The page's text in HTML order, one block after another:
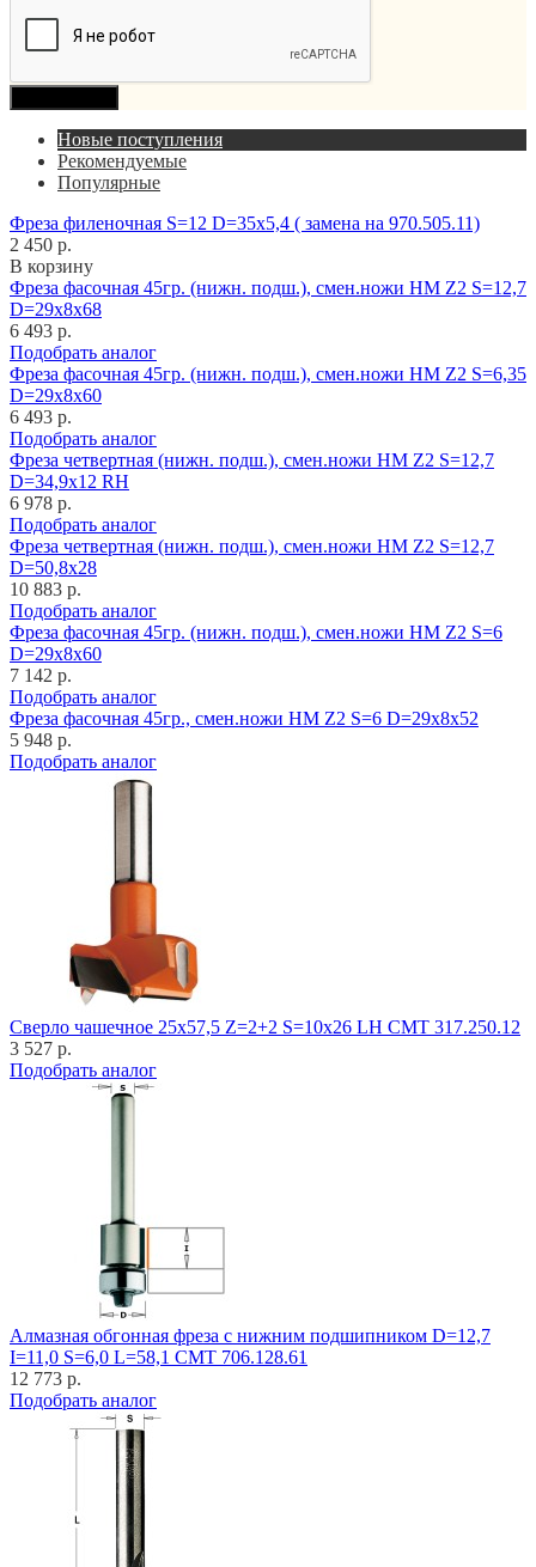
Новые поступления
Рекомендуемые
Популярные
Фреза филеночная S=12 D=35x5,4 ( замена на 970.505.11)
2 450 р.
В корзину
Фреза фасочная 45гр. (нижн. подш.), смен.ножи HM Z2 S=12,7
D=29x8x68
6 493 р.
Подобрать аналог
Фреза фасочная 45гр. (нижн. подш.), смен.ножи HM Z2 S=6,35
D=29x8x60
6 493 р.
Подобрать аналог
Фреза четвертная (нижн. подш.), смен.ножи HM Z2 S=12,7
D=34,9x12 RH
6 978 р.
Подобрать аналог
Фреза четвертная (нижн. подш.), смен.ножи HM Z2 S=12,7
D=50,8x28
10 883 р.
Подобрать аналог
Фреза фасочная 45гр. (нижн. подш.), смен.ножи HM Z2 S=6
D=29x8x60
7 142 р.
Подобрать аналог
Фреза фасочная 45гр., смен.ножи HM Z2 S=6 D=29x8x52
5 948 р.
Подобрать аналог
Cверло чашечное 25x57,5 Z=2+2 S=10x26 LH CMT 317.250.12
3 527 р.
Подобрать аналог
Алмазная обгонная фреза с нижним подшипником D=12,7
I=11,0 S=6,0 L=58,1 CMT 706.128.61
12 773 р.
Подобрать аналог